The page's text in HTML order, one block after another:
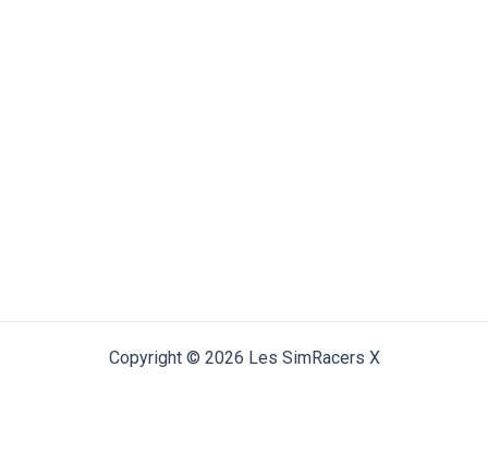
Copyright © 2026 Les SimRacers X